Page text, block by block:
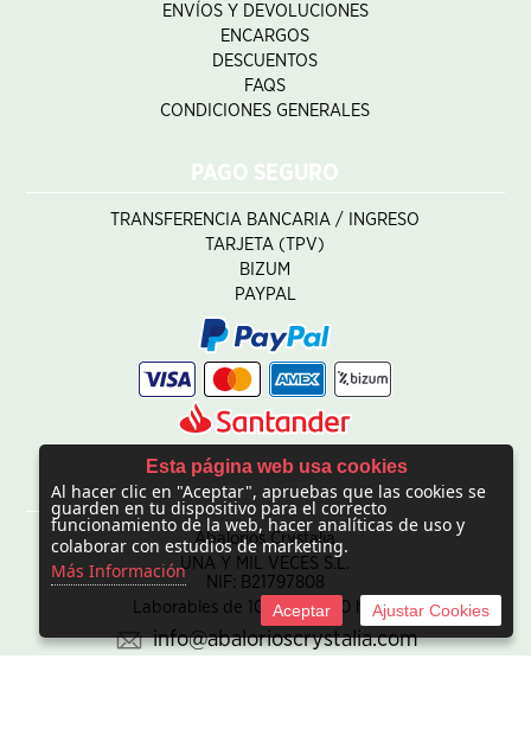
ENVÍOS Y DEVOLUCIONES
ENCARGOS
DESCUENTOS
FAQS
CONDICIONES GENERALES
PAGO SEGURO
TRANSFERENCIA BANCARIA / INGRESO
TARJETA (TPV)
BIZUM
PAYPAL
CONTACTO
Abalorios Crystalia
UNA Y MIL VECES S.L.
NIF: B21797808
Laborables de 10:00 - 20:00 horas
info@abalorioscrystalia.com
Esta página web usa cookies
Al hacer clic en "Aceptar", apruebas que las cookies se
guarden en tu dispositivo para el correcto
funcionamiento de la web, hacer analíticas de uso y
colaborar con estudios de marketing.
Más Información
Aceptar Ajustar Cookies